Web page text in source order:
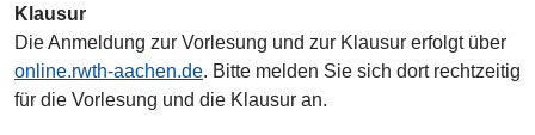
Klausur
Die Anmeldung zur Vorlesung und zur Klausur erfolgt über
online.rwth-aachen.de. Bitte melden Sie sich dort rechtzeitig
für die Vorlesung und die Klausur an.